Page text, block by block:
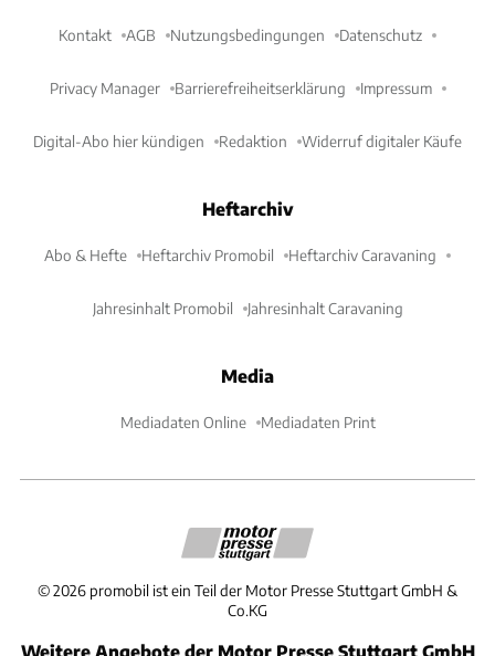
Kontakt AGB Nutzungsbedingungen Datenschutz
Privacy Manager Barrierefreiheitserklärung Impressum
Digital-Abo hier kündigen Redaktion Widerruf digitaler Käufe
Heftarchiv
Abo & Hefte Heftarchiv Promobil Heftarchiv Caravaning
Jahresinhalt Promobil Jahresinhalt Caravaning
Media
Mediadaten Online Mediadaten Print
©2026 promobil ist ein Teil der Motor Presse Stuttgart GmbH &
Co.KG
Weitere Angebote der Motor Presse Stuttgart GmbH